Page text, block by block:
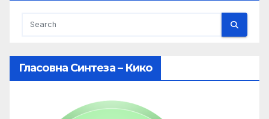
Гласовна Синтеза – Кико